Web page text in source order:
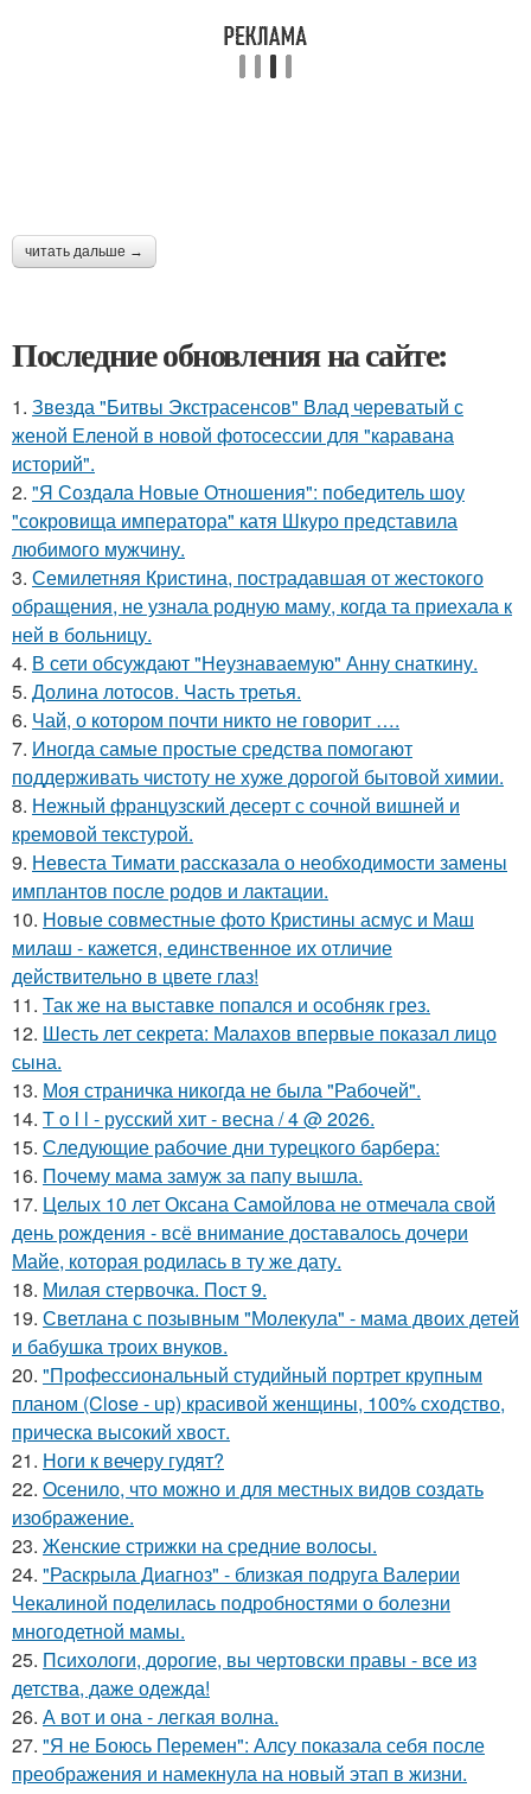
читать дальше →
Последние обновления на сайте:
1. Звезда "Битвы Экстрасенсов" Влад череватый с
женой Еленой в новой фотосессии для "каравана
историй".
2. "Я Создала Новые Отношения": победитель шоу
"сокровища императора" катя Шкуро представила
любимого мужчину.
3. Семилетняя Кристина, пострадавшая от жестокого
обращения, не узнала родную маму, когда та приехала к
ней в больницу.
4. В сети обсуждают "Неузнаваемую" Анну снаткину.
5. Долина лотосов. Часть третья.
6. Чай, о котором почти никто не говорит ….
7. Иногда самые простые средства помогают
поддерживать чистоту не хуже дорогой бытовой химии.
8. Нежный французский десерт с сочной вишней и
кремовой текстурой.
9. Невеста Тимати рассказала о необходимости замены
имплантов после родов и лактации.
10. Новые совместные фото Кристины асмус и Маш
милаш - кажется, единственное их отличие
действительно в цвете глаз!
11. Так же на выставке попался и особняк грез.
12. Шесть лет секрета: Малахов впервые показал лицо
сына.
13. Моя страничка никогда не была "Рабочей".
14. T o l l - русский хит - весна / 4 @ 2026.
15. Следующие рабочие дни турецкого барбера:
16. Почему мама замуж за папу вышла.
17. Целых 10 лет Оксана Самойлова не отмечала свой
день рождения - всё внимание доставалось дочери
Майе, которая родилась в ту же дату.
18. Милая стервочка. Пост 9.
19. Светлана с позывным "Молекула" - мама двоих детей
и бабушка троих внуков.
20. "Профессиональный студийный портрет крупным
планом (Close - up) красивой женщины, 100% сходство,
прическа высокий хвост.
21. Ноги к вечеру гудят?
22. Осенило, что можно и для местных видов создать
изображение.
23. Женские стрижки на средние волосы.
24. "Раскрыла Диагноз" - близкая подруга Валерии
Чекалиной поделилась подробностями о болезни
многодетной мамы.
25. Психологи, дорогие, вы чертовски правы - все из
детства, даже одежда!
26. А вот и она - легкая волна.
27. "Я не Боюсь Перемен": Алсу показала себя после
преображения и намекнула на новый этап в жизни.